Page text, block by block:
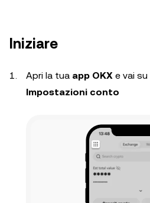
Iniziare
Apri la tua app OKX e vai su
Impostazioni conto